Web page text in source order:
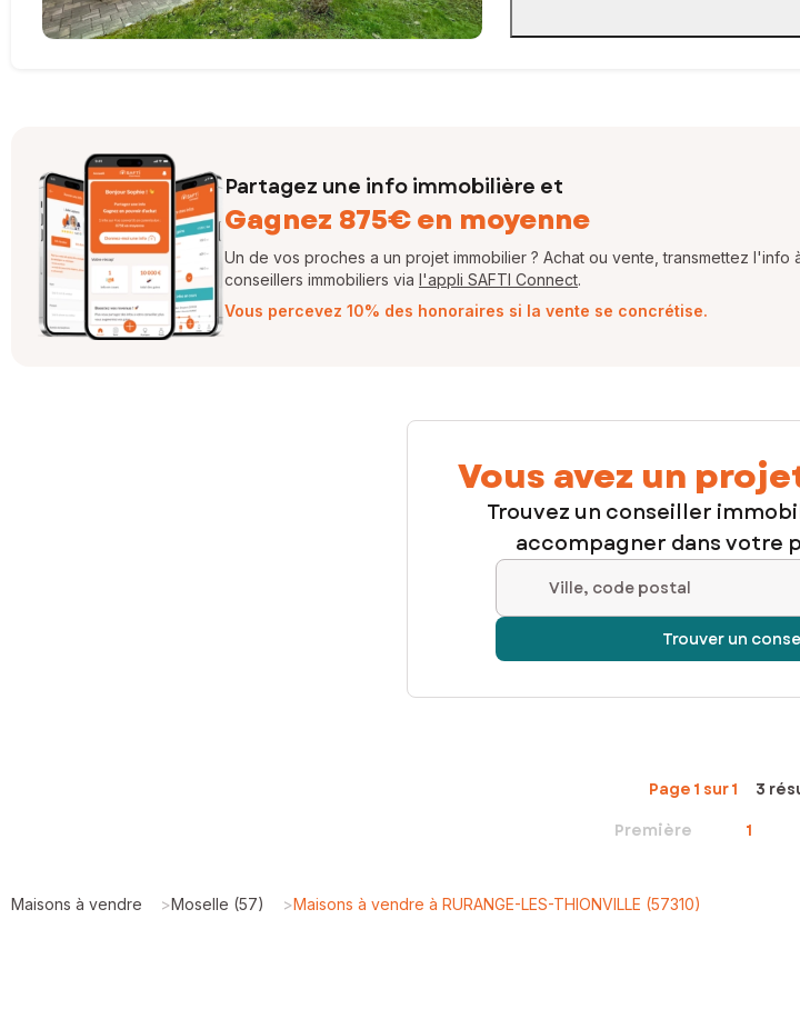
Partagez une info immobilière et
Gagnez 875€ en moyenne
Un de vos proches a un projet immobilier ? Achat ou vente, transmettez l'info
conseillers immobiliers via l'appli SAFTI Connect.
Vous percevez 10% des honoraires si la vente se concrétise.
Vous avez un
Trouvez un conseiller
accompagner dans votre
Ville, code postal
Trouver un
Page 1 sur 1
3
Première
1
Maisons à vendre >Moselle (57) >Maisons à vendre à RURANGE-LES-THIONVILLE (57310)